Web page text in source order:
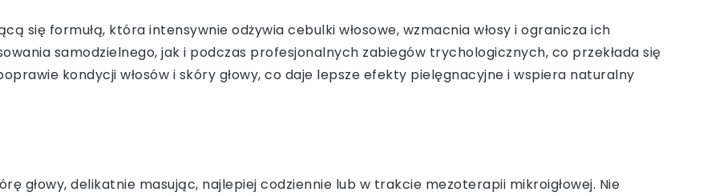
się formułą, która intensywnie odżywia cebulki włosowe, wzmacnia włosy i ogranicza ich
samodzielnego, jak i podczas profesjonalnych zabiegów trychologicznych, co przekłada się
kondycji włosów i skóry głowy, co daje lepsze efekty pielęgnacyjne i wspiera naturalny
głowy, delikatnie masując, najlepiej codziennie lub w trakcie mezoterapii mikroigłowej. Nie